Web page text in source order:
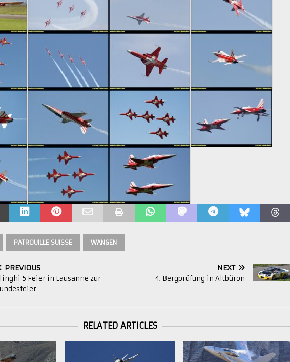
PATROUILLE SUISSE WANGEN
PREVIOUS
5 Feier in Lausanne zur
NEXT
4. Bergprüfung in Altbüron
RELATED ARTICLES